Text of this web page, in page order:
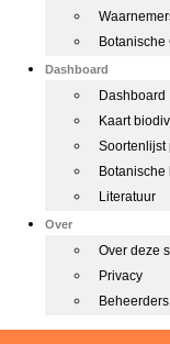
Dashboard
Dashboard
Kaart
Soortenlijst
Botanische
Literatuur
Over
Over deze
Privacy